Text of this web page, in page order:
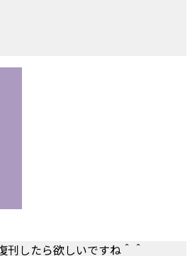
刊したら欲しいですね＾＾